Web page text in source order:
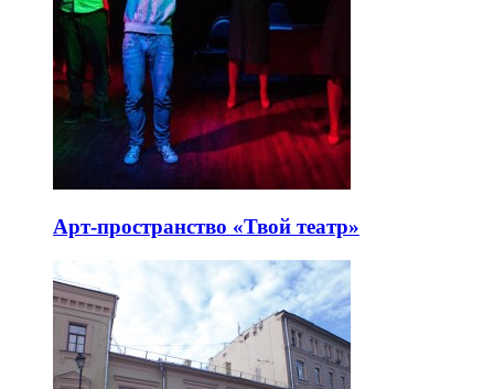
Арт-пространство «Твой театр»